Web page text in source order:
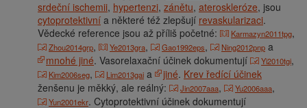
srdeční ischemii, hypertenzi, zánětu, ateroskleróze, jsou
cytoprotektivní a některé též zlepšují revaskularizaci.
Vědecké reference jsou až příliš početné:
Karmazyn2011tpg,
Zhou2014grp, Ye2013gra, Gao1992eps, Ning2012pnp a
mnohé jiné. Vasorelaxační účinek dokumentují Yi2010tgi,
Kim2006seg, Lim2013gai a jiné. Krev ředící účinek
ženšenu je měkký, ale reálný:
Jin2007aaa, Yu2006aaa,
Yun2001ekr. Cytoprotektivní účinek dokumentují